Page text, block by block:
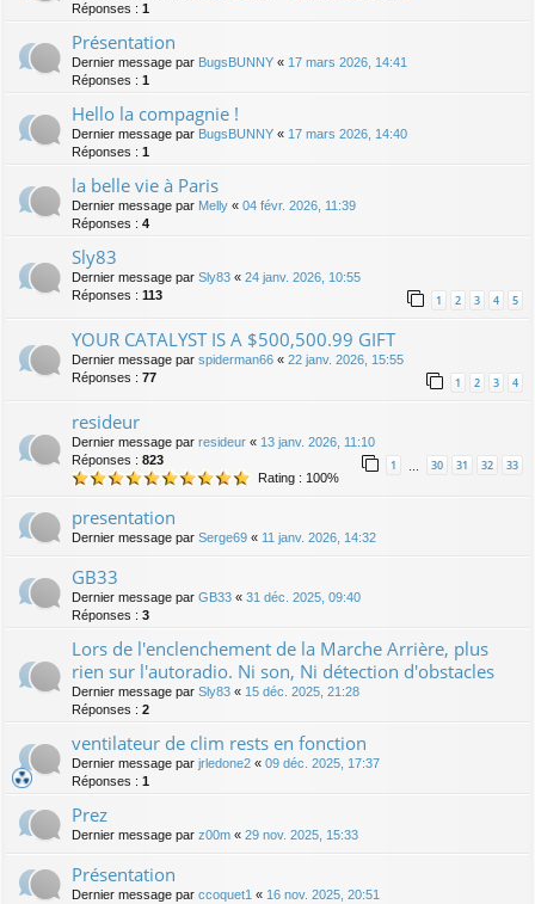
Réponses : 1
Présentation
Dernier message par BugsBUNNY « 17 mars 2026, 14:41
Réponses : 1
Hello la compagnie !
Dernier message par BugsBUNNY « 17 mars 2026, 14:40
Réponses : 1
la belle vie à Paris
Dernier message par Melly « 04 févr. 2026, 11:39
Réponses : 4
Sly83
Dernier message par Sly83 « 24 janv. 2026, 10:55
Réponses : 113 1 2 3 4 5
YOUR CATALYST IS A $500,500.99 GIFT
Dernier message par spiderman66 « 22 janv. 2026, 15:55
Réponses : 77 1 2 3 4
resideur
Dernier message par resideur « 13 janv. 2026, 11:10
Réponses : 823 1 … 30 31 32 33
Rating : 100%
presentation
Dernier message par Serge69 « 11 janv. 2026, 14:32
GB33
Dernier message par GB33 « 31 déc. 2025, 09:40
Réponses : 3
Lors de l'enclenchement de la Marche Arrière, plus
rien sur l'autoradio. Ni son, Ni détection d'obstacles
Dernier message par Sly83 « 15 déc. 2025, 21:28
Réponses : 2
ventilateur de clim rests en fonction
Dernier message par jrledone2 « 09 déc. 2025, 17:37
Réponses : 1
Prez
Dernier message par z00m « 29 nov. 2025, 15:33
Présentation
Dernier message par ccoquet1 « 16 nov. 2025, 20:51